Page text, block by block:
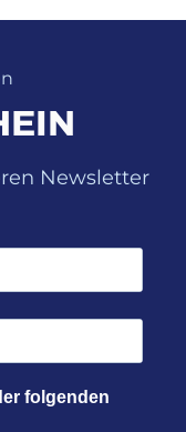
Newsletter
folgenden